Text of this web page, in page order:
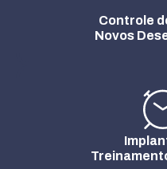
Controle
Novos